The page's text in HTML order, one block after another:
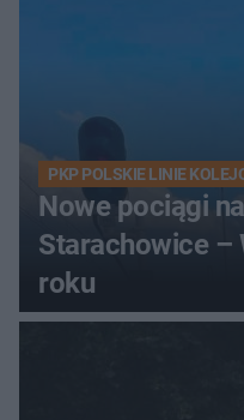
PKP POLSKIE LINIE
Nowe pociągi
Starachowice –
roku